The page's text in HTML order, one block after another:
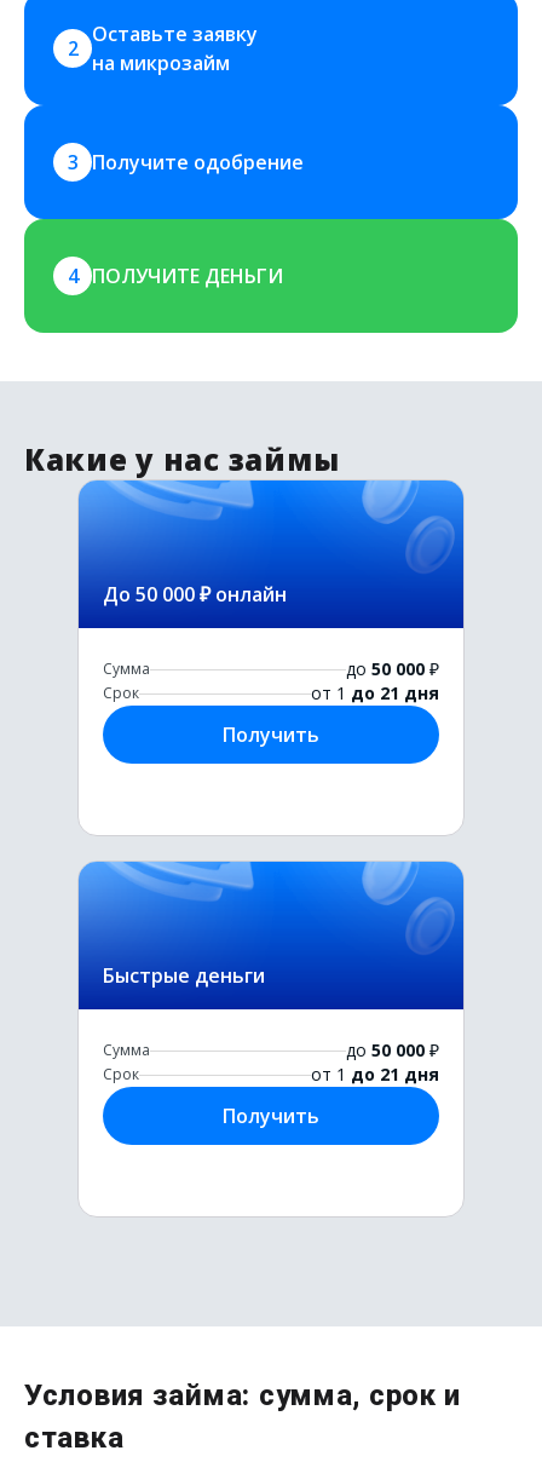
2
Оставьте заявку
на микрозайм
3 Получите одобрение
4 ПОЛУЧИТЕ ДЕНЬГИ
Какие у нас займы
До 50 000 ₽ онлайн
Сумма до 50 000 ₽
Срок от 1 до 21 дня
Получить
Быстрые деньги
Сумма до 50 000 ₽
Срок от 1 до 21 дня
Получить
Сумма
Условия займа: сумма, срок и
ставка